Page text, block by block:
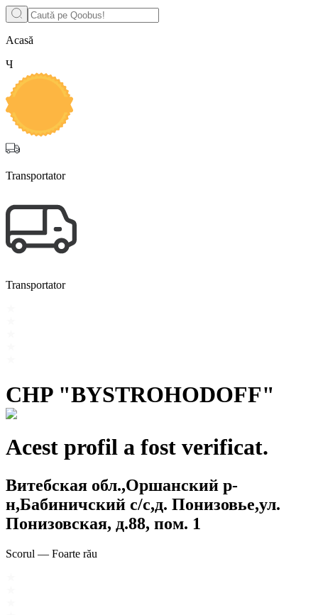
Acasă
Ч
Transportator
Transportator
CHP "BYSTROHODOFF"
Acest profil a fost verificat.
Витебская обл.,Оршанский р-
н,Бабиничский с/с,д. Понизовье,ул.
Понизовская, д.88, пом. 1
Scorul — Foarte rău